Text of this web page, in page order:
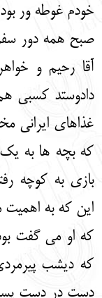
خودم غوطه ور
صبح همه دور
آقا رحیم و
دادوستد کسبی
غذاهای ایرانی
که بچه ها به
بازی به کوچه
این که به اهمیت
که او می گفت
که دیشب
دست در دست